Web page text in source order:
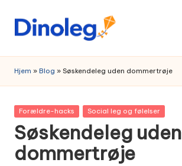
content
Hjem » Blog » Søskendeleg uden dommertrøje
Posted
Forældre-hacks Social leg og følelser
Søskendeleg uden
dommertrøje